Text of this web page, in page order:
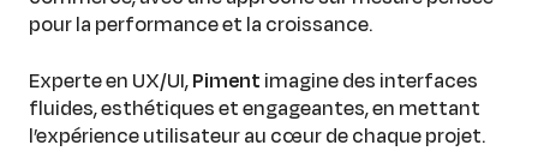
pour la performance et la croissance.
Experte en UX/UI,Piment imagine des interfaces
fluides, esthétiques et engageantes, en mettant
l’expérience utilisateur au cœur de chaque projet.